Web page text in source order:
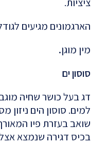
הארגמונים מגיעים לגודל
מין מוגן.
סוסון ים
דג בעל כושר שחיה
למים. סוסון הים ניזון
שואב בעזרת פיו
בכיס דגירה שנמצא